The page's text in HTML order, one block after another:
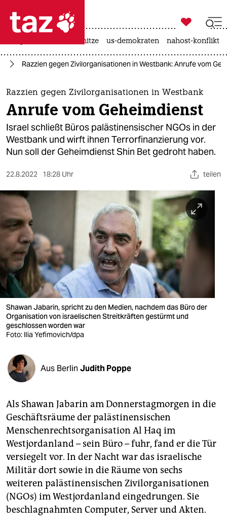
 taz zahl ich
taz zahl ich
themen
politik
öko
sport
berlin
nord
wahrheit
verlag
verlag
veranstaltungen
shop
fragen & hilfe
unterstützen
abo
genossenschaft
epaper login

taz zahl ich
hitze us-demokraten nahost-konflikt
Razzien gegen Zivilorganisationen in Westbank: Anrufe vom
Razzien gegen Zivilorganisationen in Westbank
Anrufe vom Geheimdienst
Israel schließt Büros palästinensischer NGOs in der
Westbank und wirft ihnen Terrorfinanzierung vor.
Nun soll der Geheimdienst Shin Bet gedroht haben.
22.8.2022 18:28 Uhr teilen
Shawan Jabarin, spricht zu den Medien, nachdem das Büro der
Organisation von israelischen Streitkräften gestürmt und
geschlossen worden war
Foto: Ilia Yefimovich/dpa
Aus Berlin Judith Poppe
Als Shawan Jabarin am Donnerstagmorgen in die
Geschäftsräume der palästinensischen
Menschenrechtsorganisation Al Haq im
Westjordanland – sein Büro – fuhr, fand er die Tür
versiegelt vor. In der Nacht war das israelische
Militär dort sowie in die Räume von sechs
weiteren palästinensischen Zivilorganisationen
(NGOs) im Westjordanland eingedrungen. Sie
beschlagnahmten Computer, Server und Akten.